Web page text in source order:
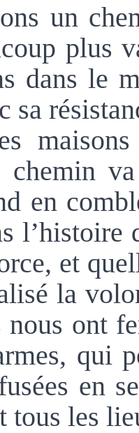
un
plus
dans le
sa
chemin
en
et
la
ont
qui
en
tous les